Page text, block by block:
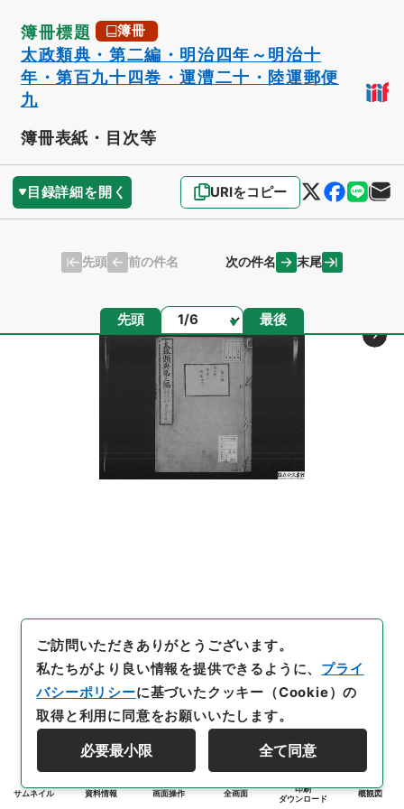
簿冊標題 簿冊
太政類典・第二編・明治四年～明治十
年・第百九十四巻・運漕二十・陸運郵便
九
簿冊表紙・目次等
目録詳細を開く URIをコピー
先頭 前の件名 次の件名 末尾
先頭 ページ 最後
サムネイル 資料情報 画面操作 全画面
印刷
ダウンロード
概観図
ご訪問いただきありがとうございます。
私たちがより良い情報を提供できるように、 プライ
バシーポリシーに基づいたクッキー（Cookie）の
取得と利用に同意をお願いいたします。
必要最小限 全て同意